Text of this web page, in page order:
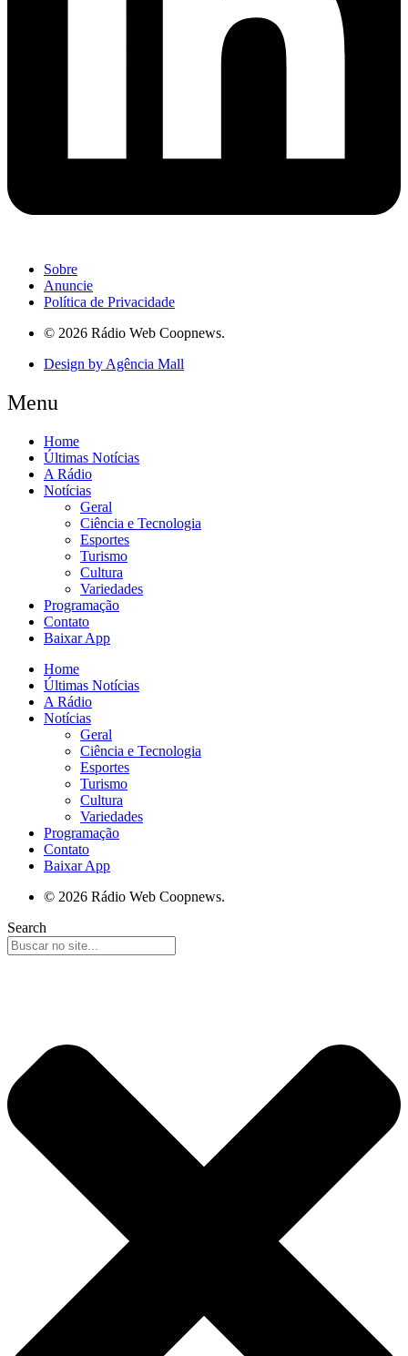
Sobre
Anuncie
Política de Privacidade
© 2026 Rádio Web Coopnews.
Design by Agência Mall
Menu
Home
Últimas Notícias
A Rádio
Notícias
Geral
Ciência e Tecnologia
Esportes
Turismo
Cultura
Variedades
Programação
Contato
Baixar App
Home
Últimas Notícias
A Rádio
Notícias
Geral
Ciência e Tecnologia
Esportes
Turismo
Cultura
Variedades
Programação
Contato
Baixar App
© 2026 Rádio Web Coopnews.
Search